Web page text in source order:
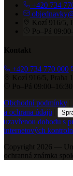
+420 734
Kozí 916/5,
Po–Pá
Kontakt
+420 734 770 000
Kozí 916/5, Praha
Po–Pá 09:00–16:30
Obchodní podmínky |
a ochrana údajů |
uzavřenou dohodu s
internetových
Copyright 2026 —
ochranná známka